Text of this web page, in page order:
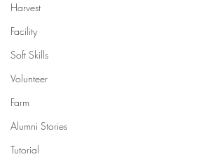
Harvest
Facility
Soft Skills
Volunteer
Farm
Alumni Stories
Tutorial